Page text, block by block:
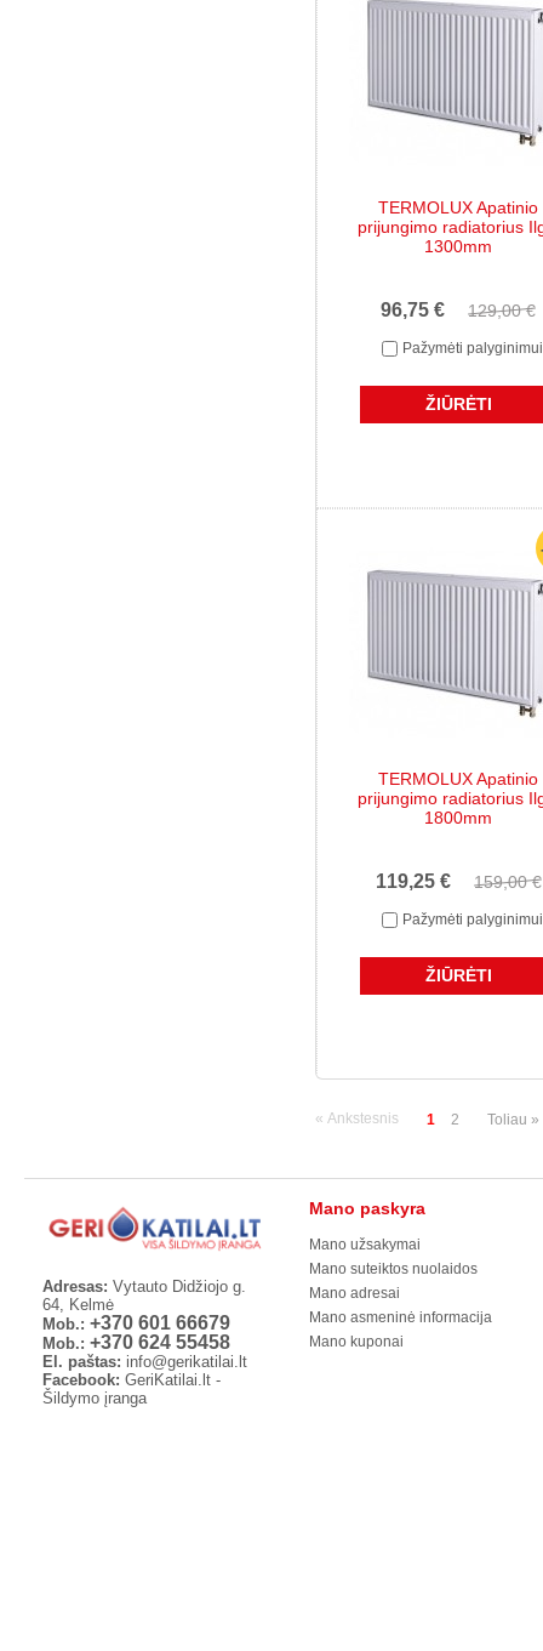
TERMOLUX Apatinio
prijungimo radiatorius
1300mm
96,75 € 129,00 €
Pažymėti palyginimui
ŽIŪRĖTI
TERMOLUX Apatinio
prijungimo radiatorius
1800mm
119,25 € 159,00 €
Pažymėti palyginimui
ŽIŪRĖTI
« Ankstesnis 1 2 Toliau »
Adresas: Vytauto Didžiojo g.
64, Kelmė
Mob.: +370 601 66679
Mob.: +370 624 55458
El. paštas: info@gerikatilai.lt
Facebook: GeriKatilai.lt -
Šildymo įranga
Mano paskyra
Mano užsakymai
Mano suteiktos nuolaidos
Mano adresai
Mano asmeninė informacija
Mano kuponai